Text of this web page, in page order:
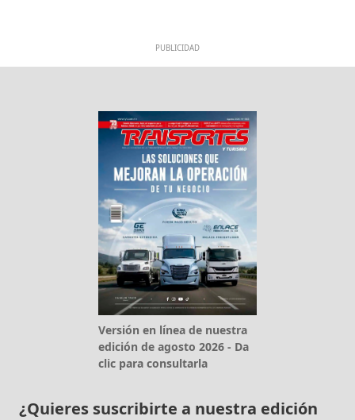
PUBLICIDAD
Versión en línea de nuestra
edición de agosto 2026 - Da
clic para consultarla
¿Quieres suscribirte a nuestra edición